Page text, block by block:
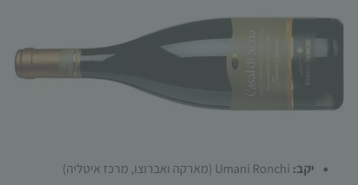
יקב:
קובצי
להפעלת